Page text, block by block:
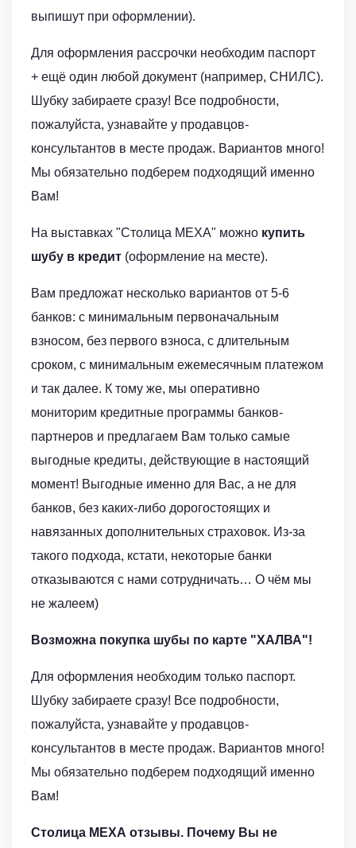
выпишут при оформлении).
Для оформления рассрочки необходим паспорт
+ ещё один любой документ (например, СНИЛС).
Шубку забираете сразу! Все подробности,
пожалуйста, узнавайте у продавцов-
консультантов в месте продаж. Вариантов много!
Мы обязательно подберем подходящий именно
Вам!
На выставках "Столица МЕХА" можно купить
шубу в кредит (оформление на месте).
Вам предложат несколько вариантов от 5-6
банков: с минимальным первоначальным
взносом, без первого взноса, с длительным
сроком, с минимальным ежемесячным платежом
и так далее. К тому же, мы оперативно
мониторим кредитные программы банков-
партнеров и предлагаем Вам только самые
выгодные кредиты, действующие в настоящий
момент! Выгодные именно для Вас, а не для
банков, без каких-либо дорогостоящих и
навязанных дополнительных страховок. Из-за
такого подхода, кстати, некоторые банки
отказываются с нами сотрудничать… О чём мы
не жалеем)
Возможна покупка шубы по карте "ХАЛВА"!
Для оформления необходим только паспорт.
Шубку забираете сразу! Все подробности,
пожалуйста, узнавайте у продавцов-
консультантов в месте продаж. Вариантов много!
Мы обязательно подберем подходящий именно
Вам!
Столица МЕХА отзывы. Почему Вы не